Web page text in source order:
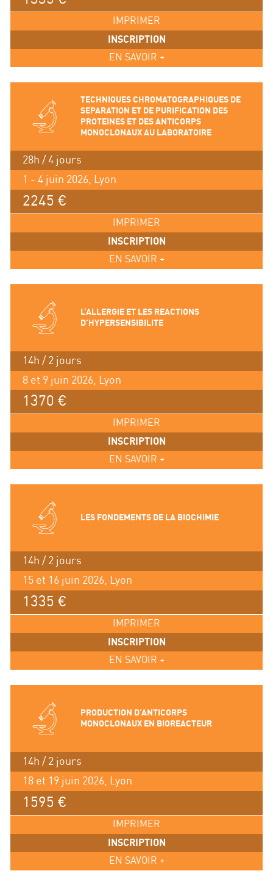
IMPRIMER
INSCRIPTION
EN SAVOIR +
TECHNIQUES CHROMATOGRAPHIQUES DE
SEPARATION ET DE PURIFICATION DES
PROTEINES ET DES ANTICORPS
MONOCLONAUX AU LABORATOIRE
28h / 4 jours
1 - 4 juin 2026, Lyon
2245 €
IMPRIMER
INSCRIPTION
EN SAVOIR +
L’ALLERGIE ET LES REACTIONS
D’HYPERSENSIBILITE
14h / 2 jours
8 et 9 juin 2026, Lyon
1370 €
IMPRIMER
INSCRIPTION
EN SAVOIR +
LES FONDEMENTS DE LA BIOCHIMIE
14h / 2 jours
15 et 16 juin 2026, Lyon
1335 €
IMPRIMER
INSCRIPTION
EN SAVOIR +
PRODUCTION D’ANTICORPS
MONOCLONAUX EN BIOREACTEUR
14h / 2 jours
18 et 19 juin 2026, Lyon
1595 €
IMPRIMER
INSCRIPTION
EN SAVOIR +